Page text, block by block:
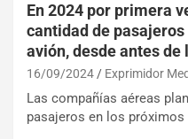
En 2024 por primera
cantidad de
avión, desde antes de
16/09/2024 Exprimidor
Las compañías aéreas
pasajeros en los próximos